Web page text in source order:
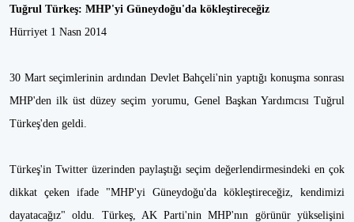
Tuğrul Türkeş: MHP'yi Güneydoğu'da kökleştireceğiz
Hürriyet 1 Nasn 2014
30 Mart seçimlerinin ardından Devlet Bahçeli'nin yaptığı konuşma sonrası
MHP'den ilk üst düzey seçim yorumu, Genel Başkan Yardımcısı Tuğrul
Türkeş'den geldi.
Türkeş'in Twitter üzerinden paylaştığı seçim değerlendirmesindeki en çok
dikkat çeken ifade "MHP'yi Güneydoğu'da kökleştireceğiz, kendimizi
dayatacağız" oldu. Türkeş, AK Parti'nin MHP'nın görünür yükselişini